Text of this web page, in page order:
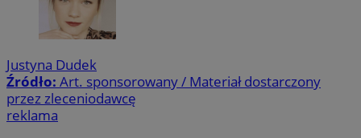
Justyna Dudek
Źródło: Art. sponsorowany / Materiał dostarczony
przez zleceniodawcę
reklama